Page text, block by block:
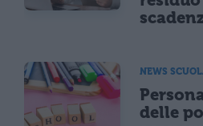
NEWS
delle